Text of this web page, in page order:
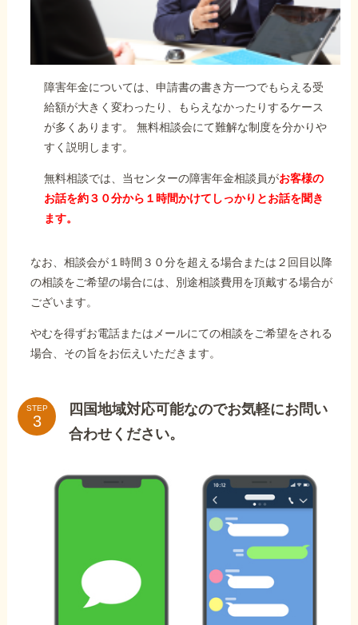
障害年金については、申請書の書き方一つでもらえる受
給額が大きく変わったり、もらえなかったりするケース
が多くあります。 無料相談会にて難解な制度を分かりや
すく説明します。
無料相談では、当センターの障害年金相談員がお客様の
お話を約３０分から１時間かけてしっかりとお話を聞き
ます。
なお、相談会が１時間３０分を超える場合または２回目以降
の相談をご希望の場合には、別途相談費用を頂戴する場合が
ございます。
やむを得ずお電話またはメールにての相談をご希望をされる
場合、その旨をお伝えいただきます。
STEP
四国地域対応可能なのでお気軽にお問い
合わせください。